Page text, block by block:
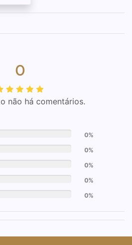
0
não há comentários.
0%
0%
0%
0%
0%